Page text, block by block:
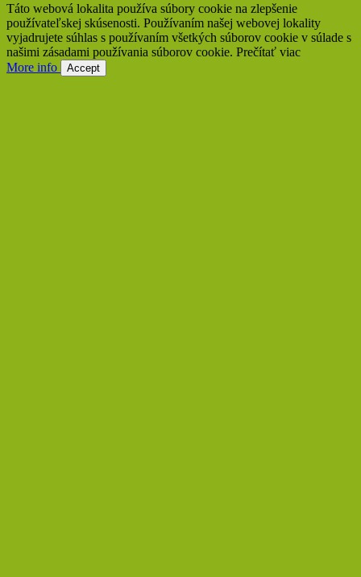
Táto webová lokalita používa súbory cookie na zlepšenie
používateľskej skúsenosti. Používaním našej webovej lokality
vyjadrujete súhlas s používaním všetkých súborov cookie v súlade s
našimi zásadami používania súborov cookie. Prečítať viac
More info
Accept